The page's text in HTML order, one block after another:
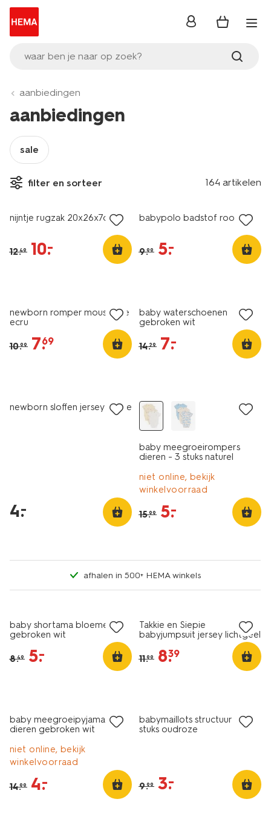
waar ben je naar op zoek?
inloggen
aanbiedingen
aanbiedingen
sale
filter en sorteer 164 artikelen
sale
nijntje rugzak 20x26x7cm
12.49 10.
–
babypolo badstof rood
9.99 5.
–
newborn romper mousseline
ecru
10.99 7.
69
baby waterschoenen
gebroken wit
14.29 7.
–
newborn sloffen jersey beige
4.
–
baby meegroeirompers
dieren - 3 stuks naturel
niet online, bekijk
winkelvoorraad
15.99 5.
–
afhalen in 500+ HEMA winkels
baby shortama bloemen
gebroken wit
8.49 5.
–
Takkie en Siepie
babyjumpsuit jersey lichtgeel
11.99 8.
39
baby meegroeipyjama rib
dieren gebroken wit
niet online, bekijk
winkelvoorraad
14.99 4.
–
babymaillots structuur - 2
stuks oudroze
9.99 3.
–